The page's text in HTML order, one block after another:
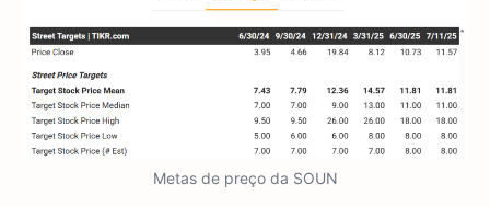
Metas de preço da SOUN